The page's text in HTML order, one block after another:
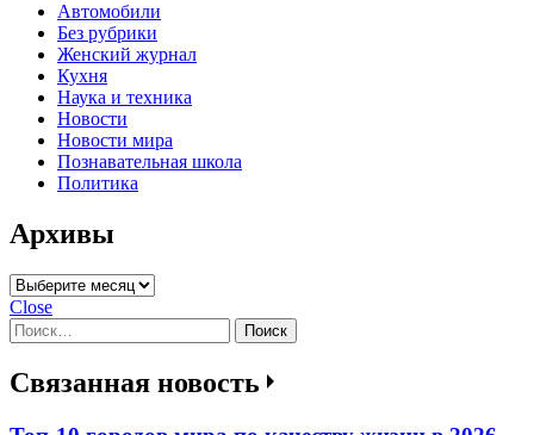
Автомобили
Без рубрики
Женский журнал
Кухня
Наука и техника
Новости
Новости мира
Познавательная школа
Политика
Архивы
Архивы
Close
Найти:
Связанная новость